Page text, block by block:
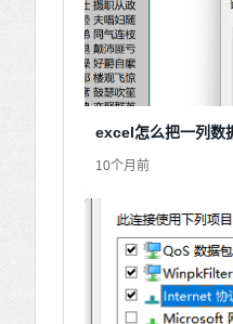
excel怎么把一列数
10个月前